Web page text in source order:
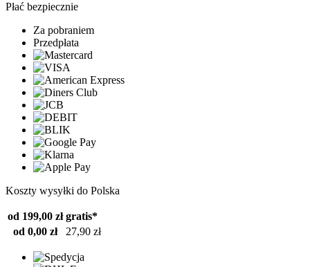
Płać bezpiecznie
Za pobraniem
Przedpłata
Koszty wysyłki do Polska
od 199,00 zł gratis*
od 0,00 zł
27,90 zł